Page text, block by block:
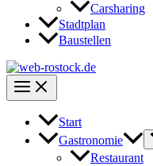
Carsharing
Stadtplan
Baustellen
Start
Gastronomie
Restaurant